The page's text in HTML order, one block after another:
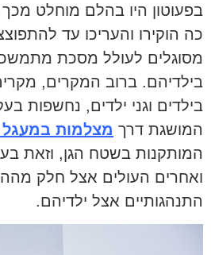
בפעוטון היו בהלם מוחלט
כה הוקירו והעריכו עד
מסוגלים לעולל מסכת
בילדיהם. ברוב המקרים,
בילדים וגני ילדים, נחשפות
המושגת דרך מצלמות במעגל
המותקנות בשטח הגן, וזאת
ואחרים העולים אצל חלק
התנהגותיים אצל ילדיהם.